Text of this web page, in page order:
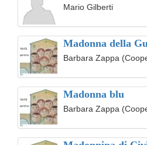
Mario Gilberti
Madonna della
Barbara Zappa
Madonna blu
Barbara Zappa